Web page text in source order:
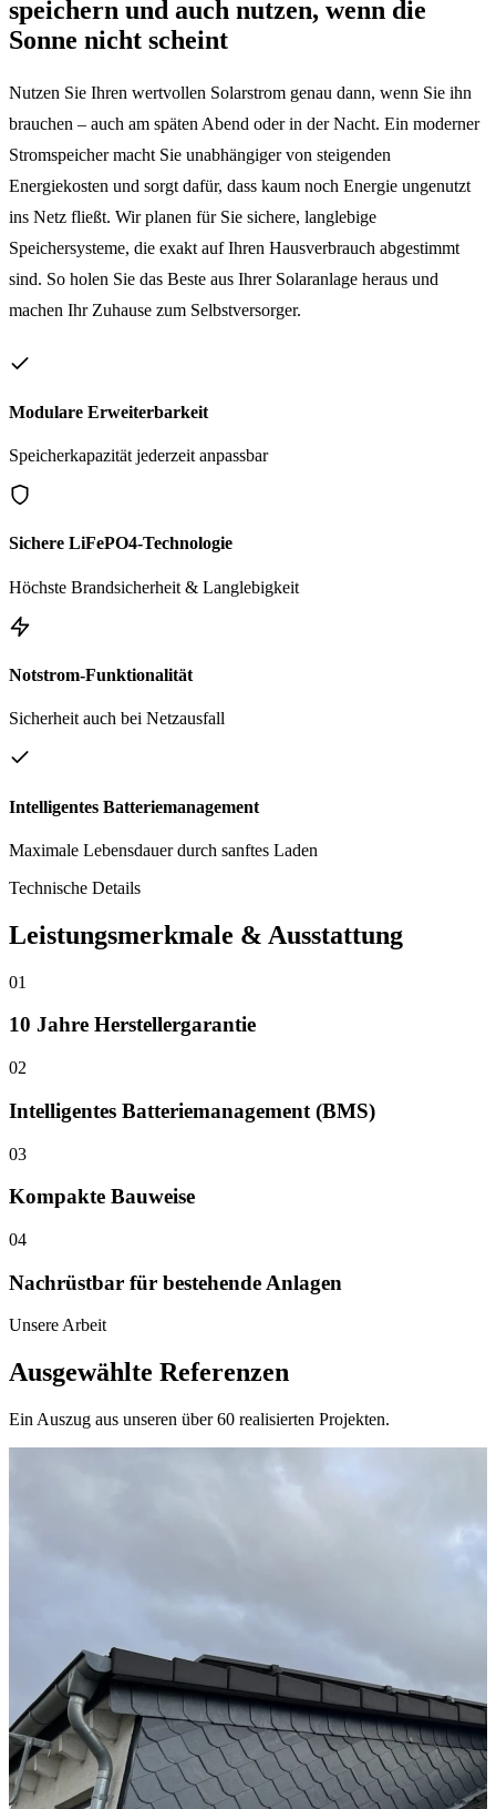
speichern und auch nutzen, wenn die
Sonne nicht scheint
Nutzen Sie Ihren wertvollen Solarstrom genau dann, wenn Sie ihn
brauchen – auch am späten Abend oder in der Nacht. Ein moderner
Stromspeicher macht Sie unabhängiger von steigenden
Energiekosten und sorgt dafür, dass kaum noch Energie ungenutzt
ins Netz fließt. Wir planen für Sie sichere, langlebige
Speichersysteme, die exakt auf Ihren Hausverbrauch abgestimmt
sind. So holen Sie das Beste aus Ihrer Solaranlage heraus und
machen Ihr Zuhause zum Selbstversorger.
Modulare Erweiterbarkeit
Speicherkapazität jederzeit anpassbar
Sichere LiFePO4-Technologie
Höchste Brandsicherheit & Langlebigkeit
Notstrom-Funktionalität
Sicherheit auch bei Netzausfall
Intelligentes Batteriemanagement
Maximale Lebensdauer durch sanftes Laden
Technische Details
Leistungsmerkmale & Ausstattung
01
10 Jahre Herstellergarantie
02
Intelligentes Batteriemanagement (BMS)
03
Kompakte Bauweise
04
Nachrüstbar für bestehende Anlagen
Unsere Arbeit
Ausgewählte Referenzen
Ein Auszug aus unseren über 60 realisierten Projekten.